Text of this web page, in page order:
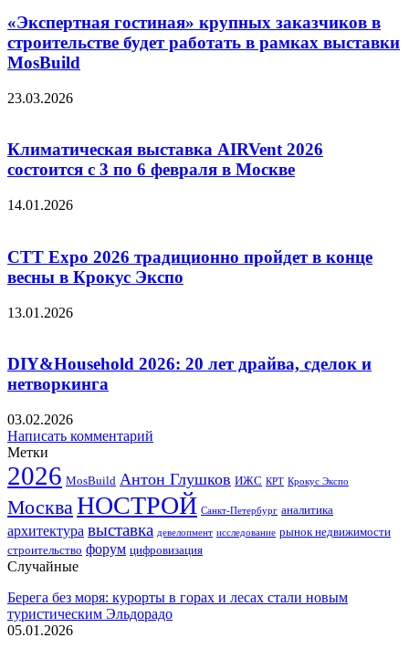
«Экспертная гостиная» крупных заказчиков в
строительстве будет работать в рамках выставки
MosBuild
23.03.2026
Климатическая выставка AIRVent 2026
состоится с 3 по 6 февраля в Москве
14.01.2026
CTT Expo 2026 традиционно пройдет в конце
весны в Крокус Экспо
13.01.2026
DIY&Household 2026: 20 лет драйва, сделок и
нетворкинга
03.02.2026
Написать комментарий
Метки
2026 MosBuild Антон Глушков ИЖС КРТ Крокус Экспо
МоскваНОСТРОЙ Санкт-Петербург аналитика
архитектура выставка девелопмент исследование рынок недвижимости
строительство форум цифровизация
Случайные
Берега без моря: курорты в горах и лесах стали новым
туристическим Эльдорадо
05.01.2026